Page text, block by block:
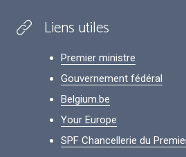
Liens utiles
Premier ministre
Gouvernement fédéral
Belgium.be
Your Europe
SPF Chancellerie du